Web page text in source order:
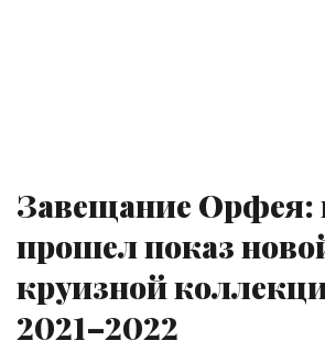
Завещание Орфея:
прошел показ
круизной
2021–2022